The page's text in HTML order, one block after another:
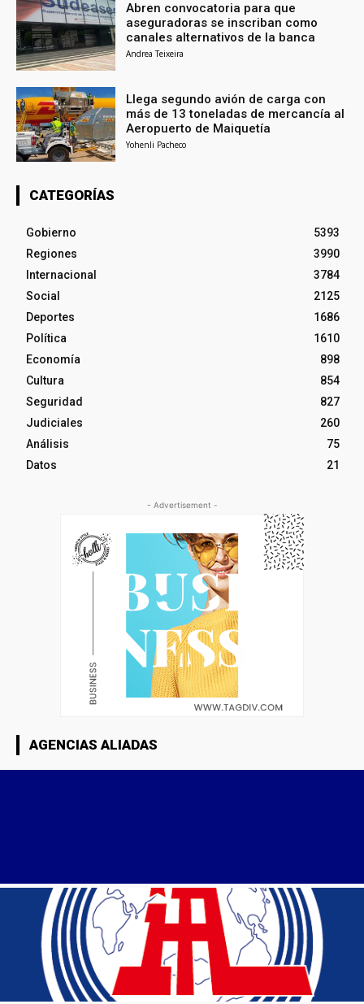
Abren convocatoria para que
aseguradoras se inscriban como
canales alternativos de la banca
Andrea Teixeira
Llega segundo avión de carga con
más de 13 toneladas de mercancía al
Aeropuerto de Maiquetía
Yohenli Pacheco
CATEGORÍAS
Gobierno
5393
Regiones
3990
Internacional
3784
Social
2125
Deportes
1686
Política
1610
Economía
898
Cultura
854
Seguridad
827
Judiciales
260
Análisis
75
Datos
21
- Advertisement -
AGENCIAS ALIADAS